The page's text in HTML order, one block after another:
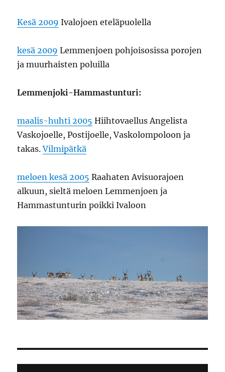
Kesä 2009 Ivalojoen eteläpuolella
kesä 2009 Lemmenjoen pohjoisosissa porojen
ja muurhaisten poluilla
Lemmenjoki-Hammastunturi:
maalis-huhti 2005 Hiihtovaellus Angelista
Vaskojoelle, Postijoelle, Vaskolompoloon ja
takas.Vilmipätkä
meloen kesä 2005 Raahaten Avisuorajoen
alkuun, sieltä meloen Lemmenjoen ja
Hammastunturin poikki Ivaloon